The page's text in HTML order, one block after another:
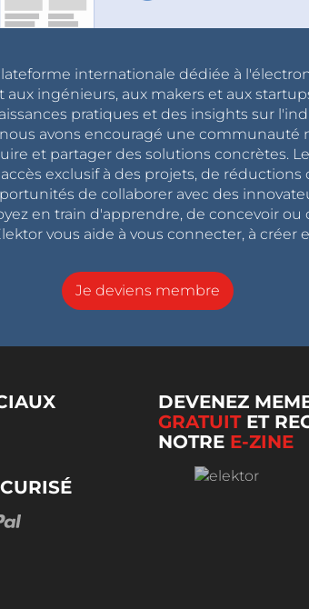
internationale dédiée à
aux ingénieurs, aux makers et aux
pratiques et des insights sur
nous avons encouragé une communauté
et partager des solutions concrètes.
exclusif à des projets, de réductions
de collaborer avec des
en train d'apprendre, de concevoir
vous aide à vous connecter, à créer
Je deviens membre
DEVENEZ
GRATUITET
NOTRE E-ZINE